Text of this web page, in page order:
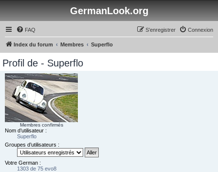
GermanLook.org
FAQ Connexion
S’enregistrer
Index du forum Membres Superflo
Profil de - Superflo
Membres confirmés
Nom d’utilisateur :
Superflo
Groupes d’utilisateurs :
Votre German :
1303 de 75 evo8